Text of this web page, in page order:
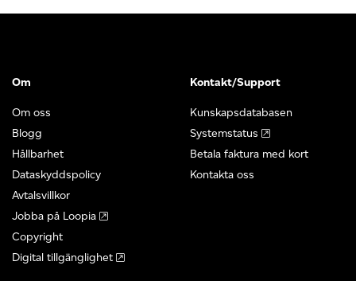
Om
Om oss
Blogg
Hållbarhet
Dataskyddspolicy
Avtalsvillkor
Jobba på Loopia
Copyright
Digital tillgänglighet
Kontakt/Support
Kunskapsdatabasen
Systemstatus
Betala faktura med kort
Kontakta oss